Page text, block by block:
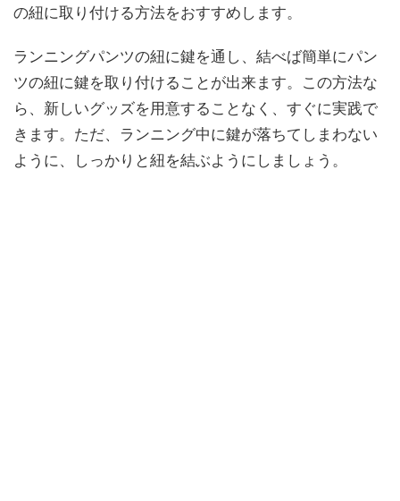
の紐に取り付ける方法をおすすめします。
ランニングパンツの紐に鍵を通し、結べば簡単にパン
ツの紐に鍵を取り付けることが出来ます。この方法な
ら、新しいグッズを用意することなく、すぐに実践で
きます。ただ、ランニング中に鍵が落ちてしまわない
ように、しっかりと紐を結ぶようにしましょう。